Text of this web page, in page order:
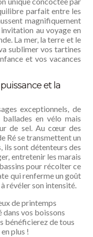
parfait entre les
magnifiquement
au voyage en
La mer, la terre et le
sublimer vos tartines
et vos vacances
et la
exceptionnels, de
en vélo mais
de sel. Au cœur des
Ré se transmettent un
ils sont détenteurs des
entretenir les marais
pour récolter ce
qui renferme un goût
révéler son intensité.
de printemps
dans vos boissons
bénéficierez de tous
plus !